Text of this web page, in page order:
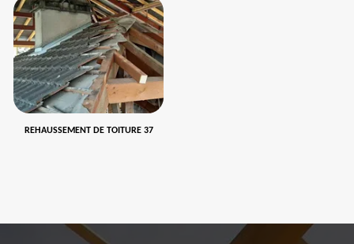
REHAUSSEMENT DE TOITURE 37